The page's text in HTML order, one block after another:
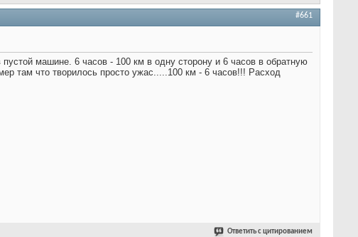
#661
машине. 6 часов - 100 км в одну сторону и 6 часов в обратную
там что творилось просто ужас.....100 км - 6 часов!!! Расход
Ответить с цитированием